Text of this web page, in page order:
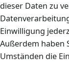
dieser Daten zu
Einwilligung
Außerdem haben
Umständen die